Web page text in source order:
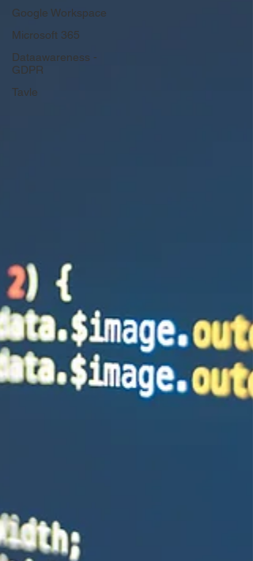
Google Workspace
Microsoft 365
Dataawareness -
GDPR
Tavle